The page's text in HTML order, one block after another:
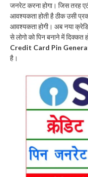
जनरेट करना होगा। जिस तरह
आवश्यकता होती है ठीक उसी
आवश्यकता होगी। अब नया
से लोगो को पिन बनाने में
Credit Card Pin
है।